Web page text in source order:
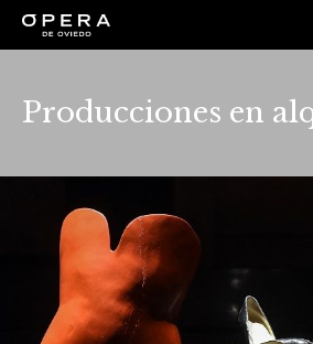
Producciones en